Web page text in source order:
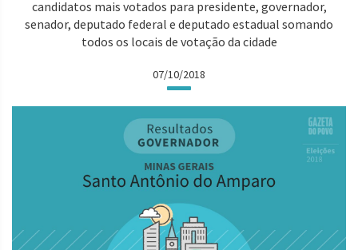
candidatos mais votados para presidente, governador,
senador, deputado federal e deputado estadual somando
todos os locais de votação da cidade
07/10/2018